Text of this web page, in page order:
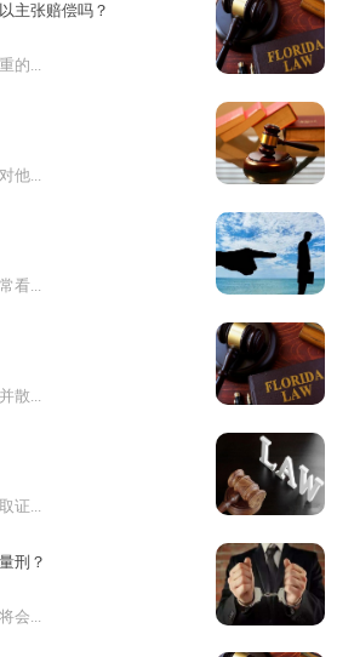
主张赔偿吗？
的...
他...
看...
散...
证...
刑？
会...